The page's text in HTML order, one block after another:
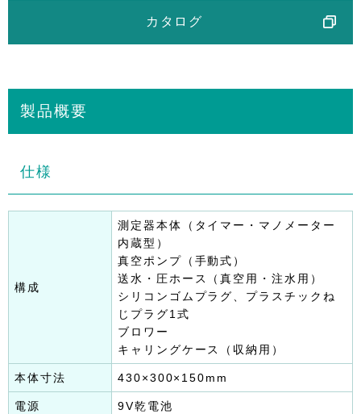
カタログ
製品概要
仕様
構成
測定器本体（タイマー・マノメーター
内蔵型）
真空ポンプ（手動式）
送水・圧ホース（真空用・注水用）
シリコンゴムプラグ、プラスチックね
じプラグ1式
ブロワー
キャリングケース（収納用）
本体寸法 430×300×150mm
電源 9V乾電池